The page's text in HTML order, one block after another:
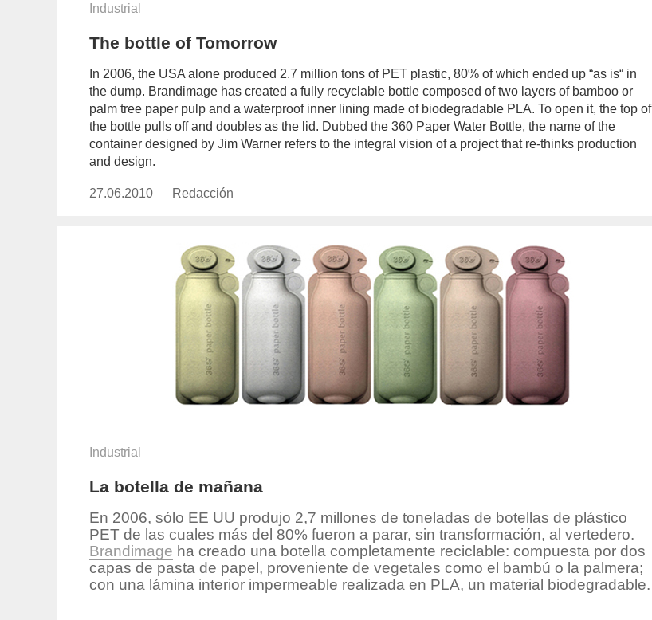
Industrial
The bottle of Tomorrow
In 2006, the USA alone produced 2.7 million tons of PET plastic, 80% of which ended up “as is“ in
the dump. Brandimage has created a fully recyclable bottle composed of two layers of bamboo or
palm tree paper pulp and a waterproof inner lining made of biodegradable PLA. To open it, the top of
the bottle pulls off and doubles as the lid. Dubbed the 360 Paper Water Bottle, the name of the
container designed by Jim Warner refers to the integral vision of a project that re-thinks production
and design.
Publicado
27.06.2010 https://www.experimenta.es/author/redaccion/
Redacción
Industrial
La botella de mañana
En 2006, sólo EE UU produjo 2,7 millones de toneladas de botellas de plástico
PET de las cuales más del 80% fueron a parar, sin transformación, al vertedero.
Brandimage ha creado una botella completamente reciclable: compuesta por dos
capas de pasta de papel, proveniente de vegetales como el bambú o la palmera;
con una lámina interior impermeable realizada en PLA, un material biodegradable.